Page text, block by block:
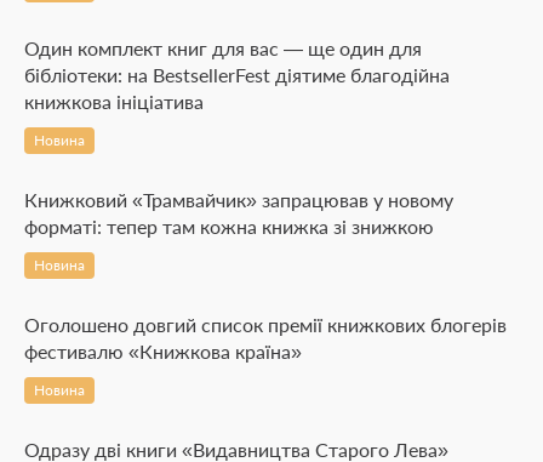
Один комплект книг для вас — ще один для
бібліотеки: на BestsellerFest діятиме благодійна
книжкова ініціатива
Новина
Книжковий «Трамвайчик» запрацював у новому
форматі: тепер там кожна книжка зі знижкою
Новина
Оголошено довгий список премії книжкових блогерів
фестивалю «Книжкова країна»
Новина
Одразу дві книги «Видавництва Старого Лева»